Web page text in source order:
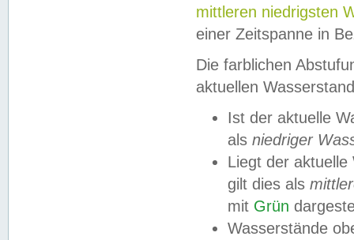
mittleren niedrigsten
einer Zeitspanne in
Die farblichen
aktuellen
Ist der aktuelle
als niedriger
Liegt der
gilt dies als
mit Grün
Wasserstände